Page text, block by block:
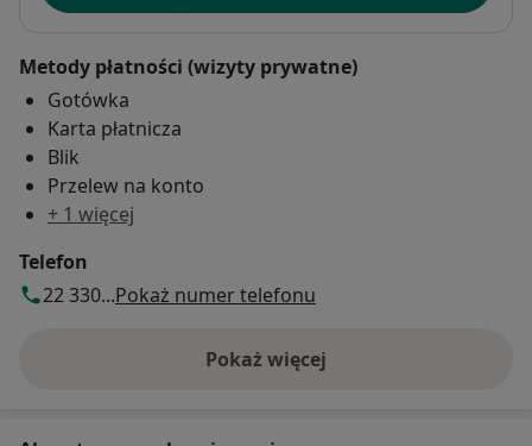
Metody płatności (wizyty prywatne)
Gotówka
Karta płatnicza
Blik
Przelew na konto
+ 1 więcej
Telefon
22 330...Pokaż numer telefonu
Pokaż więcej
o adresie